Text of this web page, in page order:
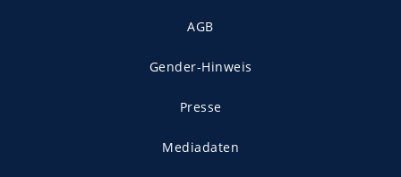
AGB
Gender-Hinweis
Presse
Mediadaten